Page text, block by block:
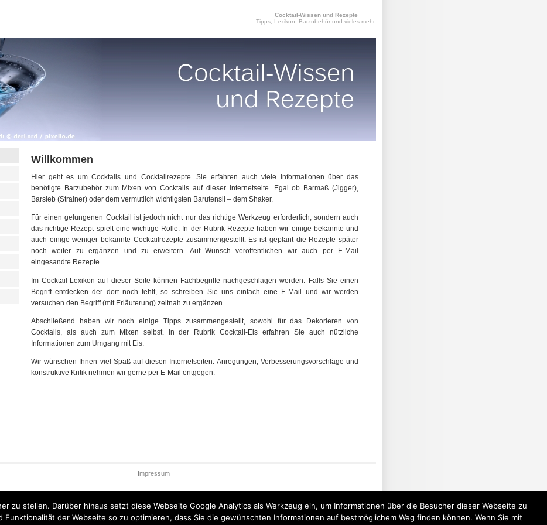
Cocktail-Wissen und Rezepte
Tipps, Lexikon, Barzubehör und vieles mehr.
Willkommen
Hier geht es um Cocktails und Cocktailrezepte. Sie erfahren auch viele Informationen über das
benötigte Barzubehör zum Mixen von Cocktails auf dieser Internetseite. Egal ob Barmaß (Jigger),
Barsieb (Strainer) oder dem vermutlich wichtigsten Barutensil – dem Shaker.
Für einen gelungenen Cocktail ist jedoch nicht nur das richtige Werkzeug erforderlich, sondern auch
das richtige Rezept spielt eine wichtige Rolle. In der Rubrik Rezepte haben wir einige bekannte und
auch einige weniger bekannte Cocktailrezepte zusammengestellt. Es ist geplant die Rezepte später
noch weiter zu ergänzen und zu erweitern. Auf Wunsch veröffentlichen wir auch per E-Mail
eingesandte Rezepte.
Im Cocktail-Lexikon auf dieser Seite können Fachbegriffe nachgeschlagen werden. Falls Sie einen
Begriff entdecken der dort noch fehlt, so schreiben Sie uns einfach eine E-Mail und wir werden
versuchen den Begriff (mit Erläuterung) zeitnah zu ergänzen.
Abschließend haben wir noch einige Tipps zusammengestellt, sowohl für das Dekorieren von
Cocktails, als auch zum Mixen selbst. In der Rubrik Cocktail-Eis erfahren Sie auch nützliche
Informationen zum Umgang mit Eis.
Wir wünschen Ihnen viel Spaß auf diesen Internetseiten. Anregungen, Verbesserungsvorschläge und
konstruktive Kritik nehmen wir gerne per E-Mail entgegen.
Impressum
zu stellen. Darüber hinaus setzt diese Webseite Google Analytics als Werkzeug ein, um Informationen über die Besucher dieser Webseite zu
der Webseite so zu optimieren, dass Sie die gewünschten Informationen auf bestmöglichem Weg finden können. Wenn Sie mit